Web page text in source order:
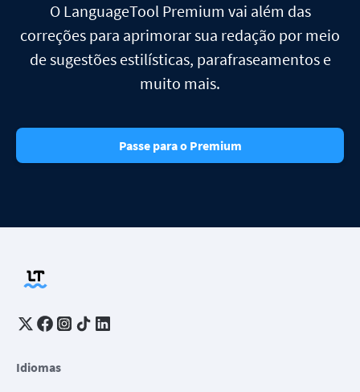
O LanguageTool Premium vai além das
correções para aprimorar sua redação por meio
de sugestões estilísticas, parafraseamentos e
muito mais.
Passe para o Premium
Idiomas